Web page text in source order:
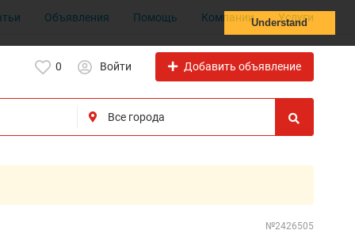
Understand
Объявления Помощь Компании Услуги
0 Войти Добавить объявление
№2426505